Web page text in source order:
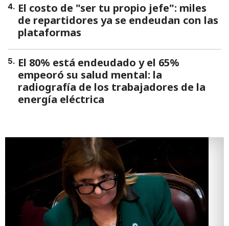
4. El costo de "ser tu propio jefe": miles
de repartidores ya se endeudan con las
plataformas
5. El 80% está endeudado y el 65%
empeoró su salud mental: la
radiografía de los trabajadores de la
energía eléctrica